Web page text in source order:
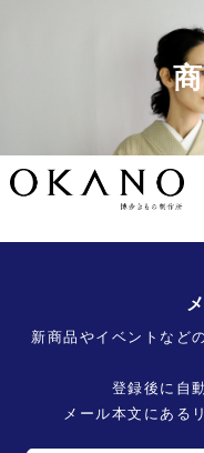
新商品やイベントなど
登録後に自
メール本文にある